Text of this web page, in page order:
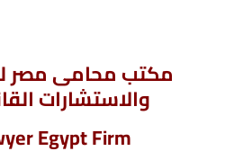
مكتب محامى مصر
والاستشارات
Egypt Firm